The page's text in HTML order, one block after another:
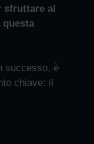
sfruttare al
successo, è
chiave: il